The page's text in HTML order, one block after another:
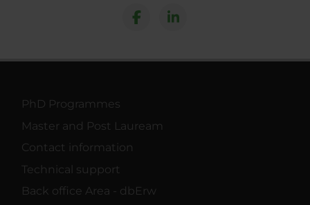
PhD Programmes
Master and Post Lauream
Contact information
Technical support
Back office Area - dbErw